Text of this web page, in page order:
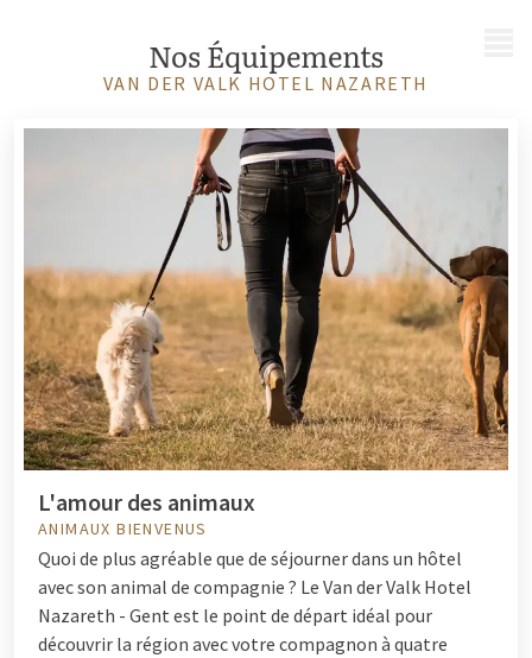
Nos Équipements
VAN DER VALK HOTEL NAZARETH
L'amour des animaux
ANIMAUX BIENVENUS
Quoi de plus agréable que de séjourner dans un hôtel
avec son animal de compagnie ? Le Van der Valk Hotel
Nazareth - Gent est le point de départ idéal pour
découvrir la région avec votre compagnon à quatre